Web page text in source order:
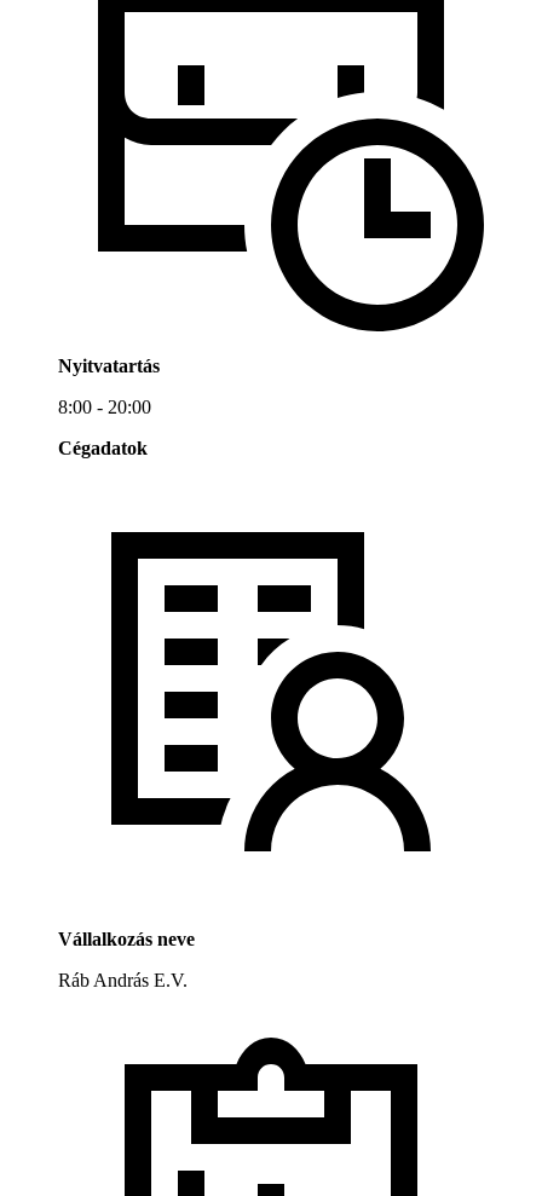
Nyitvatartás
8:00 - 20:00
Cégadatok
Vállalkozás neve
Ráb András E.V.